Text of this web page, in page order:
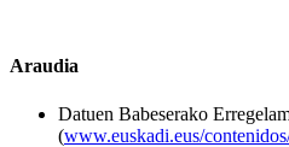
Araudia
Datuen Babeserako
(www.euskadi.eus/